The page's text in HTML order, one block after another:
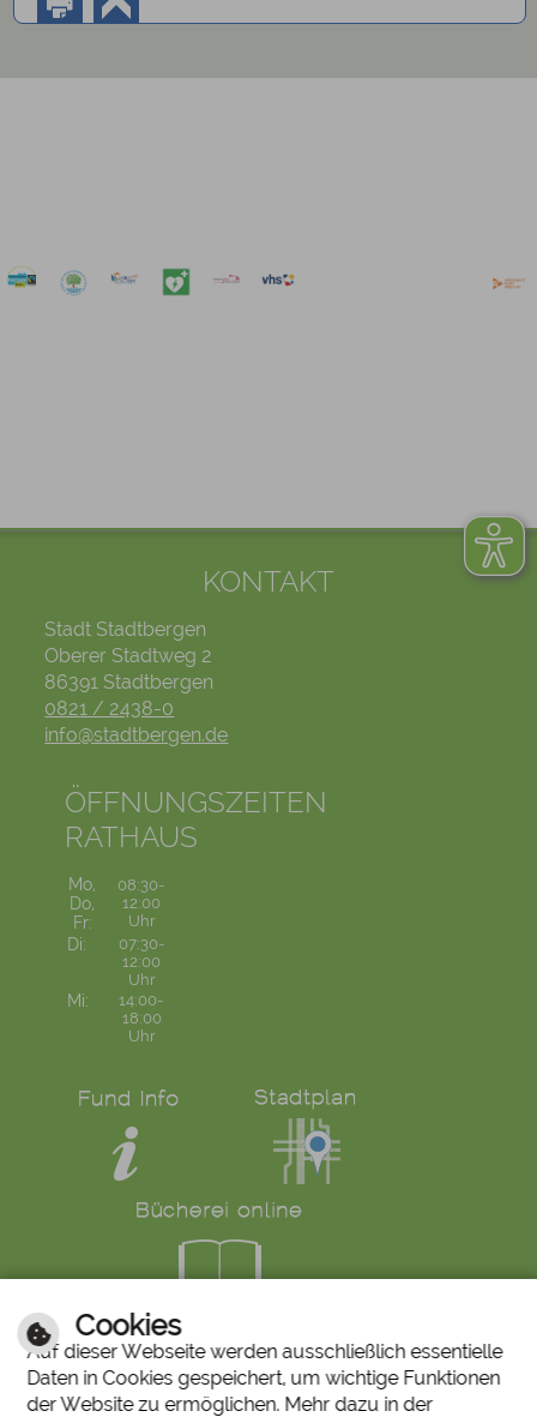
KONTAKT
Stadt Stadtbergen
Oberer Stadtweg 2
86391 Stadtbergen
0821 / 2438-0
info@stadtbergen.de
ÖFFNUNGSZEITEN
RATHAUS
Mo,
Do,
Fr:
08:30-
12:00
Uhr
Di:
07:30-
12:00
Uhr
Mi:
14:00-
18:00
Uhr
LINKS
Bürgerservice
Ruf den Bürgermeister
Cookies
Auf dieser Webseite werden ausschließlich essentielle
Daten in Cookies gespeichert, um wichtige Funktionen
der Website zu ermöglichen. Mehr dazu in der